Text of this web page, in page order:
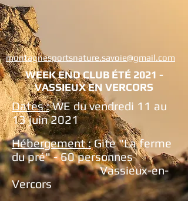
montagnesportsnature.savoie@gmail.com
WEEK END CLUB ÉTÉ 2021 -
VASSIEUX EN VERCORS
Dates :WE du vendredi 11 au
13 juin 2021
Hébergement :Gite "La ferme
du pré" - 60 personnes
Vassieux-en-
Vercors